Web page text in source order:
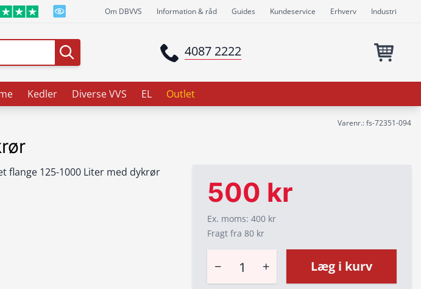
Om DBVVS Information & råd Guides Kundeservice Erhverv Industri
4087 2222
Kedler Diverse VVS EL Outlet
Varenr.: fs-72351-094
flange 125-1000 Liter med dykrør
500 kr
Ex. moms: 400 kr
Fragt fra 80 kr
− + Læg i kurv